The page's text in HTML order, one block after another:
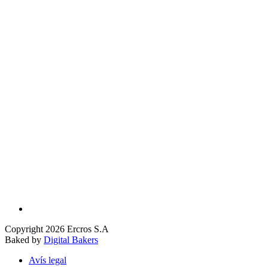
Copyright 2026 Ercros S.A
Baked by Digital Bakers
Avís legal